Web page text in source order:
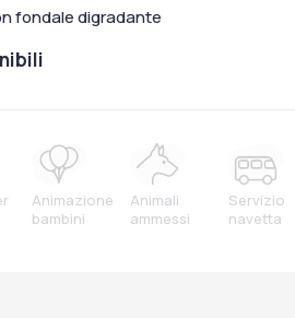
fondale digradante
Animazione
bambini
Animali
ammessi
Servizio
navetta